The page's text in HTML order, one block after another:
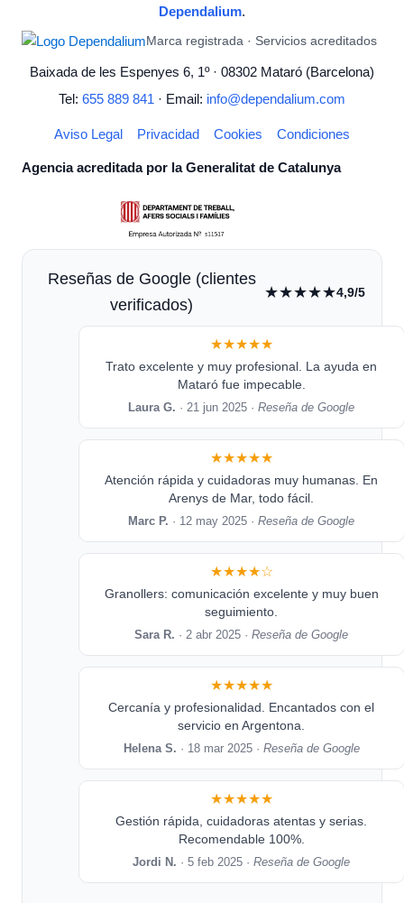
Dependalium.
Marca registrada · Servicios acreditados
Baixada de les Espenyes 6, 1º · 08302 Mataró (Barcelona)
Tel: 655 889 841 · Email: info@dependalium.com
Aviso Legal Privacidad Cookies Condiciones
Agencia acreditada por la Generalitat de Catalunya
Reseñas de Google (clientes
verificados)
★★★★★4,9/5
★★★★★
Trato excelente y muy profesional. La ayuda en
Mataró fue impecable.
Laura G. · 21 jun 2025 ·Reseña de Google
★★★★★
Atención rápida y cuidadoras muy humanas. En
Arenys de Mar, todo fácil.
Marc P. · 12 may 2025 ·Reseña de Google
★★★★☆
Granollers: comunicación excelente y muy buen
seguimiento.
Sara R. · 2 abr 2025 ·Reseña de Google
★★★★★
Cercanía y profesionalidad. Encantados con el
servicio en Argentona.
Helena S. · 18 mar 2025 · Reseña de Google
★★★★★
Gestión rápida, cuidadoras atentas y serias.
Recomendable 100%.
Jordi N. · 5 feb 2025 ·Reseña de Google